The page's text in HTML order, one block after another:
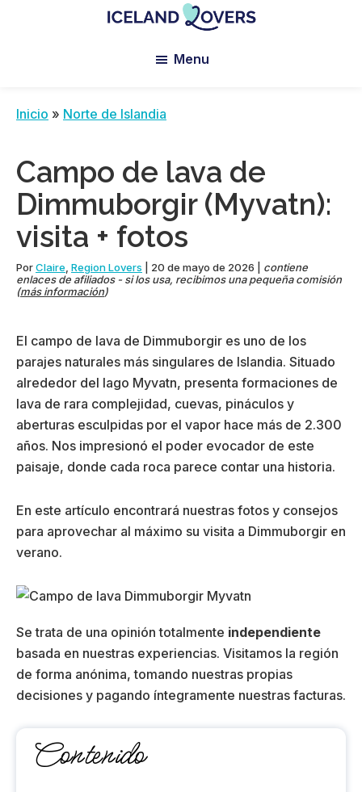
Claire
Menu
Inicio » Norte de Islandia
Campo de lava de
Dimmuborgir (Myvatn):
visita + fotos
PorClaire Region Lovers 20 de mayo de 2026
contiene
enlaces de afiliados - si los usa, recibimos una pequeña comisión
(más información)
El campo de lava de Dimmuborgir es uno de los
parajes naturales más singulares de Islandia. Situado
alrededor del lago Myvatn, presenta formaciones de
lava de rara complejidad, cuevas, pináculos y
aberturas esculpidas por el vapor hace más de 2.300
años. Nos impresionó el poder evocador de este
paisaje, donde cada roca parece contar una historia.
En este artículo encontrará nuestras fotos y consejos
para aprovechar al máximo su visita a Dimmuborgir en
verano.
Se trata de una opinión totalmente independiente
basada en nuestras experiencias. Visitamos la región
de forma anónima, tomando nuestras propias
decisiones y pagando íntegramente nuestras facturas.
Contenido